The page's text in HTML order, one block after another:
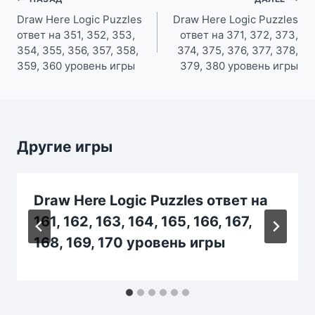
по
записям
Draw Here Logic Puzzles
ответ на 351, 352, 353,
354, 355, 356, 357, 358,
359, 360 уровень игры
Draw Here Logic Puzzles
ответ на 371, 372, 373,
374, 375, 376, 377, 378,
379, 380 уровень игры
Другие игры
Draw Here Logic Puzzles ответ на
161, 162, 163, 164, 165, 166, 167,
168, 169, 170 уровень игры